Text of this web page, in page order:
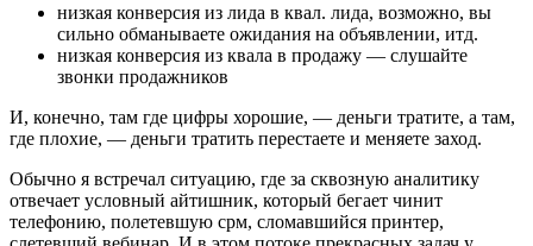
низкая конверсия из лида в квал. лида, возможно, вы
сильно обманываете ожидания на объявлении, итд.
низкая конверсия из квала в продажу — слушайте
звонки продажников
И, конечно, там где цифры хорошие, — деньги тратите, а там,
где плохие, — деньги тратить перестаете и меняете заход.
Обычно я встречал ситуацию, где за сквозную аналитику
отвечает условный айтишник, который бегает чинит
телефонию, полетевшую срм, сломавшийся принтер,